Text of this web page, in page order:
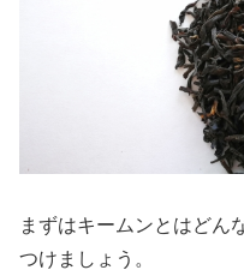
まずはキームンとはどん
つけましょう。